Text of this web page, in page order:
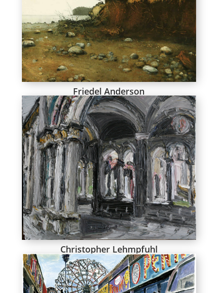
Friedel Anderson
Christopher Lehmpfuhl